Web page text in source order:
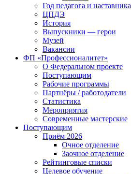
Год педагога и наставника
ЦПДЭ
История
Выпускники — герои
Музей
Вакансии
ФП «Профессионалитет»
О Федеральном проекте
Поступающим
Рабочие программы
Партнёры / работодатели
Статистика
Мероприятия
Современные мастерские
Поступающим
Приём 2026
Очное отделение
Заочное отделение
Рейтинговые списки
Целевое обучение